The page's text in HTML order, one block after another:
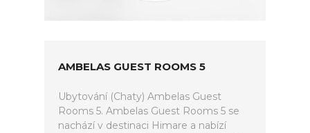
AMBELAS GUEST ROOMS 5
Ubytování (Chaty) Ambelas Guest
Rooms 5. Ambelas Guest Rooms 5 se
nachází v destinaci Himare a nabízí